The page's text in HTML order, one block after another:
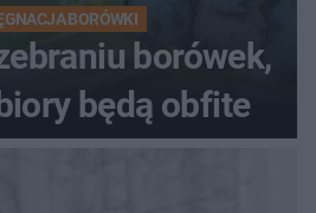
BORÓWKI
borówek,
będą obfite